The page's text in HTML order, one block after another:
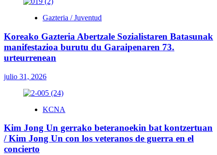
Gazteria / Juventud
Koreako Gazteria Abertzale Sozialistaren Batasunak
manifestazioa burutu du Garaipenaren 73.
urteurrenean
julio 31, 2026
KCNA
Kim Jong Un gerrako beteranoekin bat kontzertuan
/ Kim Jong Un con los veteranos de guerra en el
concierto